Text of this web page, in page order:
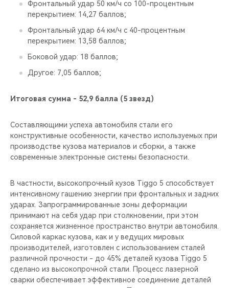
Фронтальный удар 50 км/ч со 100-процентным
перекрытием: 14,27 баллов;
Фронтальный удар 64 км/ч с 40-процентным
перекрытием: 13,58 баллов;
Боковой удар: 18 баллов;
Другое: 7,05 баллов;
Итоговая сумма - 52,9 балла (5 звезд)
Составляющими успеха автомобиля стали его
конструктивные особенности, качество используемых при
производстве кузова материалов и сборки, а также
современные электронные системы безопасности.
В частности, высокопрочный кузов Tiggo 5 способствует
интенсивному гашению энергии при фронтальных и задних
ударах. Запрограммированные зоны деформации
принимают на себя удар при столкновении, при этом
сохраняется жизненное пространство внутри автомобиля.
Силовой каркас кузова, как и у ведущих мировых
производителей, изготовлен с использованием сталей
различной прочности - до 45% деталей кузова Tiggo 5
сделано из высокопрочной стали. Процесс лазерной
сварки обеспечивает эффективное соединение деталей